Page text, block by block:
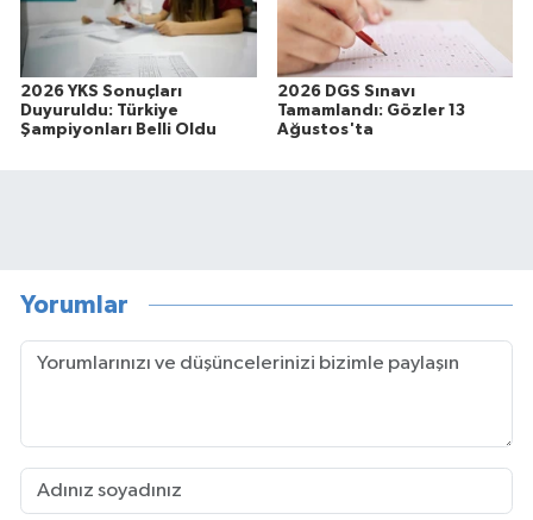
2026 YKS Sonuçları
Duyuruldu: Türkiye
Şampiyonları Belli Oldu
2026 DGS Sınavı
Tamamlandı: Gözler 13
Ağustos'ta
Yorumlar